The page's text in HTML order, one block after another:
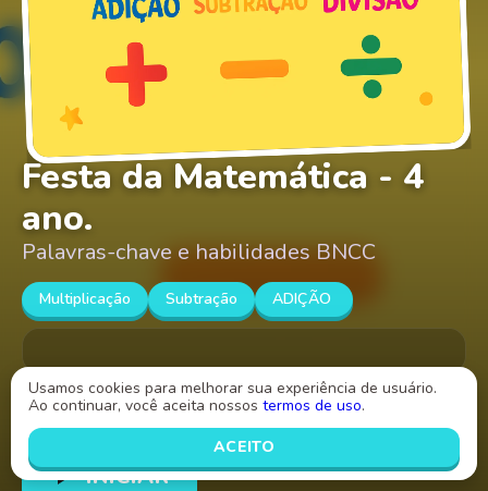
Festa da Matemática - 4
ano.
Palavras-chave e habilidades BNCC
Multiplicação Subtração ADIÇÃO
Criado por
Pâmela Yasmine
INICIAR
Usamos cookies para melhorar sua experiência de usuário.
Ao continuar, você aceita nossos termos de uso.
ACEITO